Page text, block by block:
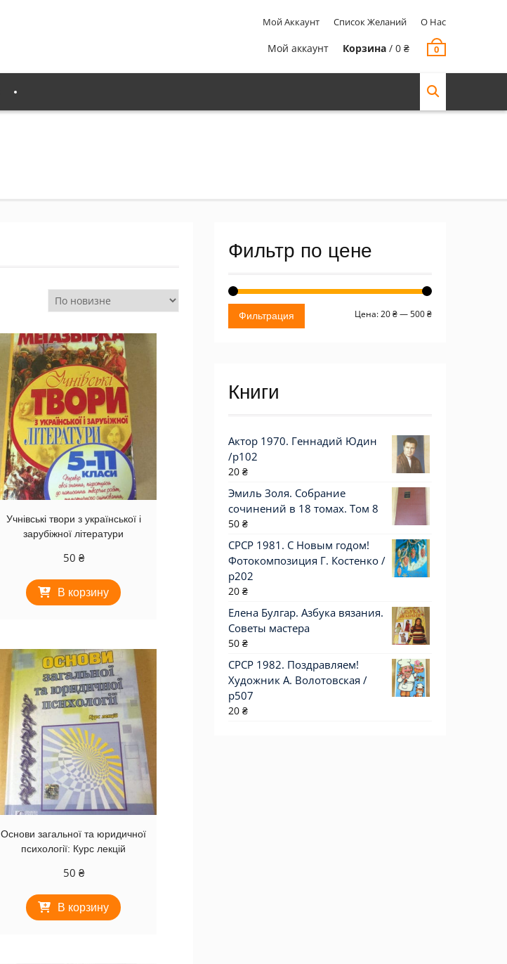
Мой Аккаунт Список Желаний О Нас
Мой аккаунт Корзина / 0 ₴ 0
Учнівські твори з української і
зарубіжної літератури
50 ₴
В корзину
Основи загальної та юридичної
психології: Курс лекцій
50 ₴
В корзину
Фильтр по цене
Минимальная
Максимальная
Фильтрация Цена:20 ₴—500 ₴
Книги
Актор 1970. Геннадий Юдин
/p102
20 ₴
Эмиль Золя. Собрание
сочинений в 18 томах. Том 8
50 ₴
СРСР 1981. С Новым годом!
Фотокомпозиция Г. Костенко /
р202
20 ₴
Елена Булгар. Азбука вязания.
Советы мастера
50 ₴
СРСР 1982. Поздравляем!
Художник А. Волотовская /
р507
20 ₴